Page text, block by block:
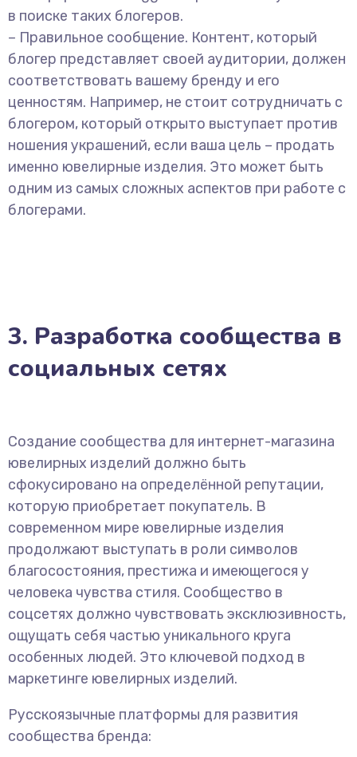
в поиске таких блогеров.
– Правильное сообщение. Контент, который
блогер представляет своей аудитории, должен
соответствовать вашему бренду и его
ценностям. Например, не стоит сотрудничать с
блогером, который открыто выступает против
ношения украшений, если ваша цель – продать
именно ювелирные изделия. Это может быть
одним из самых сложных аспектов при работе с
блогерами.
3. Разработка сообщества в
социальных сетях
Создание сообщества для интернет-магазина
ювелирных изделий должно быть
сфокусировано на определённой репутации,
которую приобретает покупатель. В
современном мире ювелирные изделия
продолжают выступать в роли символов
благосостояния, престижа и имеющегося у
человека чувства стиля. Сообщество в
соцсетях должно чувствовать эксклюзивность,
ощущать себя частью уникального круга
особенных людей. Это ключевой подход в
маркетинге ювелирных изделий.
Русскоязычные платформы для развития
сообщества бренда: